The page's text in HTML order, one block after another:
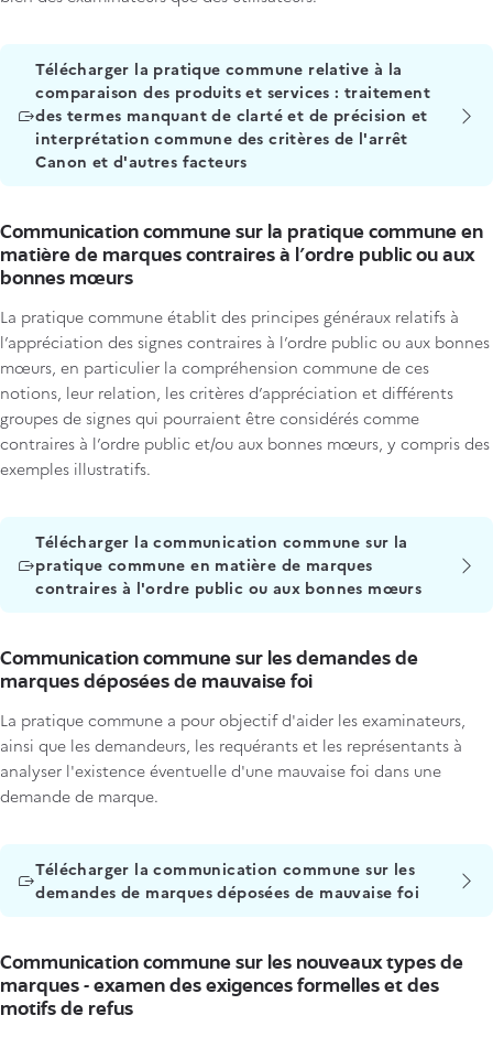
Titre
Télécharger la pratique commune relative à la
comparaison des produits et services : traitement
des termes manquant de clarté et de précision et
interprétation commune des critères de l'arrêt
Canon et d'autres facteurs
Communication commune sur la pratique commune en
matière de marques contraires à l'ordre public ou aux
bonnes mœurs
La pratique commune établit des principes généraux relatifs à
l’appréciation des signes contraires à l’ordre public ou aux bonnes
mœurs, en particulier la compréhension commune de ces
notions, leur relation, les critères d’appréciation et différents
groupes de signes qui pourraient être considérés comme
contraires à l’ordre public et/ou aux bonnes mœurs, y compris des
exemples illustratifs.
Titre
Télécharger la communication commune sur la
pratique commune en matière de marques
contraires à l'ordre public ou aux bonnes mœurs
Communication commune sur les demandes de
marques déposées de mauvaise foi
La pratique commune a pour objectif d'aider les examinateurs,
ainsi que les demandeurs, les requérants et les représentants à
analyser l'existence éventuelle d'une mauvaise foi dans une
demande de marque.
Titre
Télécharger la communication commune sur les
demandes de marques déposées de mauvaise foi
Communication commune sur les nouveaux types de
marques - examen des exigences formelles et des
motifs de refus